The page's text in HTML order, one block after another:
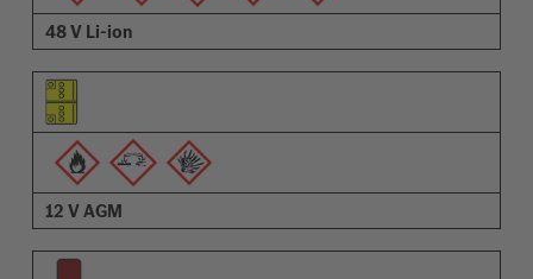
48 V Li-ion
12 V AGM